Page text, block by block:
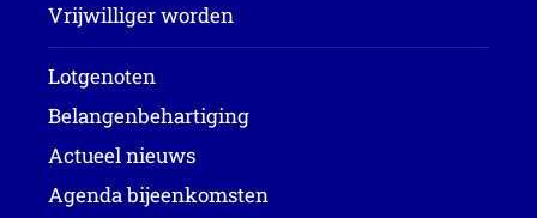
Vrijwilliger worden
Lotgenoten
Belangenbehartiging
Actueel nieuws
Agenda bijeenkomsten